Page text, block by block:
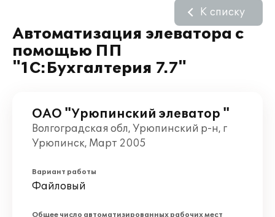
Автоматизация элеватора с
помощью ПП
"1С:Бухгалтерия 7.7"
К списку
ОАО "Урюпинский элеватор "
Волгоградская обл, Урюпинский р-н, г
Урюпинск, Март 2005
Вариант работы
Файловый
Общее число автоматизированных рабочих мест